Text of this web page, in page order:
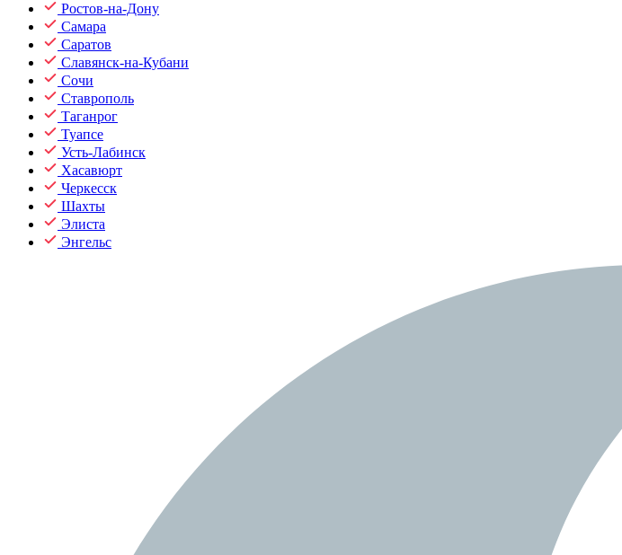
Ростов-на-Дону
Самара
Саратов
Славянск-на-Кубани
Сочи
Ставрополь
Таганрог
Туапсе
Усть-Лабинск
Хасавюрт
Черкесск
Шахты
Элиста
Энгельс